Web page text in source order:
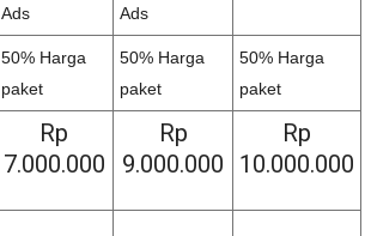
Ads
Ads
50% Harga
paket
50% Harga
paket
50% Harga
paket
Rp
7.000.000
Rp
9.000.000
Rp
10.000.000